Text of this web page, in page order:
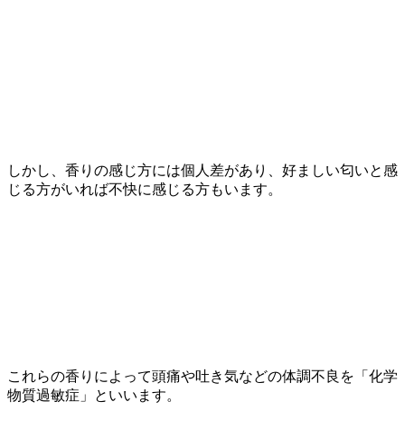
しかし、香りの感じ方には個人差があり、好ましい匂いと感
じる方がいれば不快に感じる方もいます。
これらの香りによって頭痛や吐き気などの体調不良を「化学
物質過敏症」といいます。